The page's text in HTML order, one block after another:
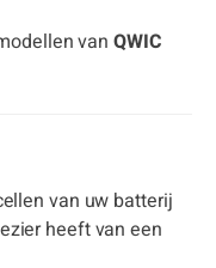
vanQWIC
van uw batterij
heeft van een